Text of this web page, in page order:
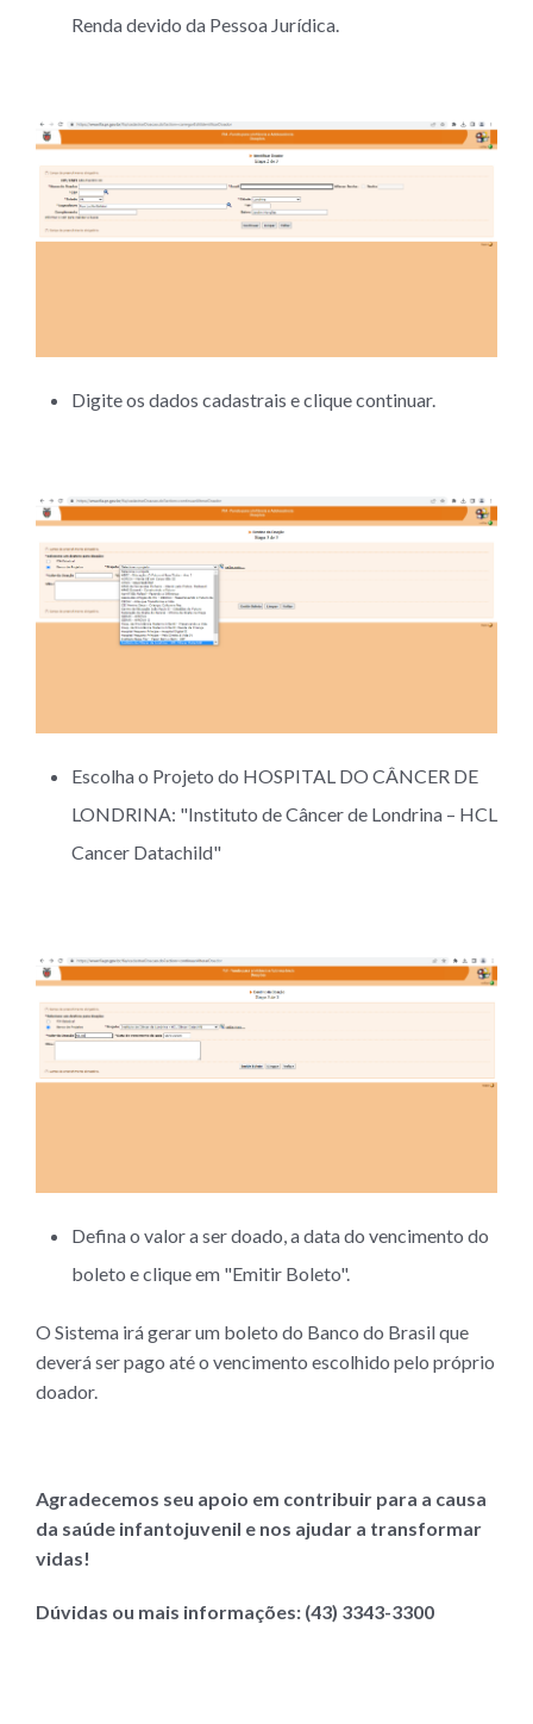
Renda devido da Pessoa Jurídica.
Digite os dados cadastrais e clique continuar.
Escolha o Projeto do HOSPITAL DO CÂNCER DE
LONDRINA: "Instituto de Câncer de Londrina – HCL
Cancer Datachild"
Defina o valor a ser doado, a data do vencimento do
boleto e clique em "Emitir Boleto".
O Sistema irá gerar um boleto do Banco do Brasil que
deverá ser pago até o vencimento escolhido pelo próprio
doador.
Agradecemos seu apoio em contribuir para a causa
da saúde infantojuvenil e nos ajudar a transformar
vidas!
Dúvidas ou mais informações: (43) 3343-3300